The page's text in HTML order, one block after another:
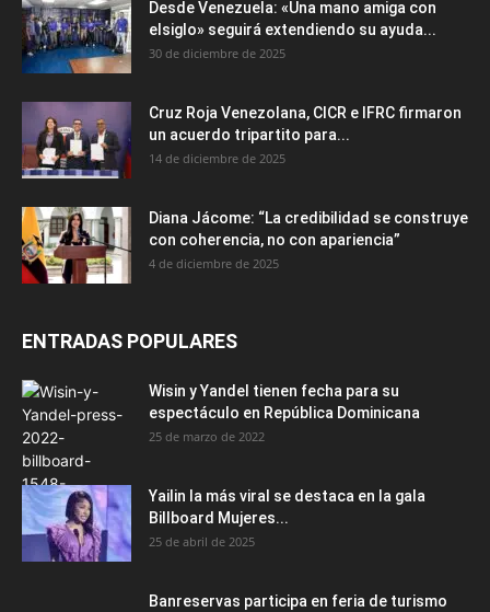
Desde Venezuela: «Una mano amiga con
elsiglo» seguirá extendiendo su ayuda...
30 de diciembre de 2025
Cruz Roja Venezolana, CICR e IFRC firmaron
un acuerdo tripartito para...
14 de diciembre de 2025
Diana Jácome: “La credibilidad se construye
con coherencia, no con apariencia”
4 de diciembre de 2025
ENTRADAS POPULARES
Wisin y Yandel tienen fecha para su
espectáculo en República Dominicana
25 de marzo de 2022
Yailin la más viral se destaca en la gala
Billboard Mujeres...
25 de abril de 2025
Banreservas participa en feria de turismo